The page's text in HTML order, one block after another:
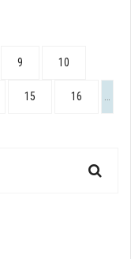
9 10
15 16